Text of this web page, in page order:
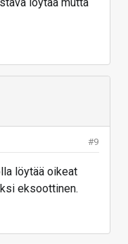
#9
löytää oikeat
eksoottinen.